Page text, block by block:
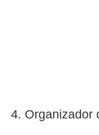
4. Organizador
n